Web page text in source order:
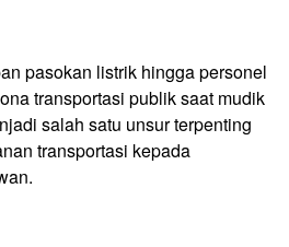
pasokan listrik hingga personel
transportasi publik saat mudik
salah satu unsur terpenting
transportasi kepada